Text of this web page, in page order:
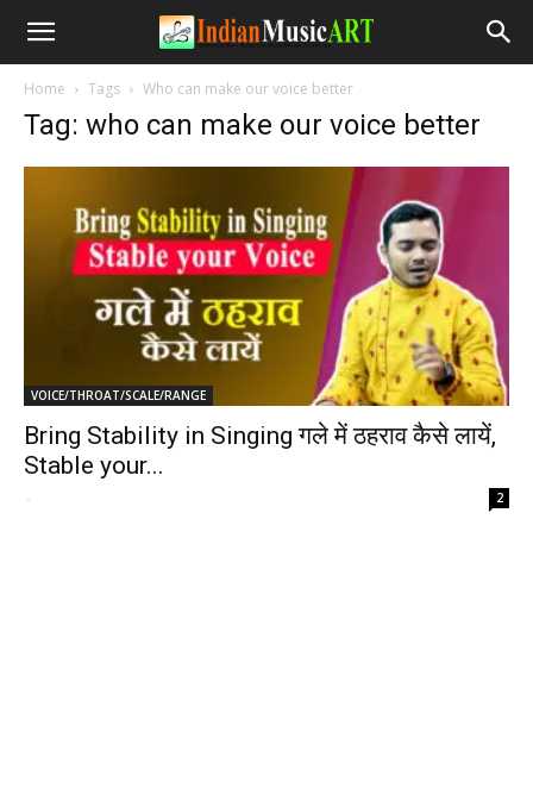
Home Tags Who can make our voice better
Tag: who can make our voice better
VOICE/THROAT/SCALE/RANGE
Bring Stability in Singing गले में ठहराव कैसे लायें,
Stable your...
- 2